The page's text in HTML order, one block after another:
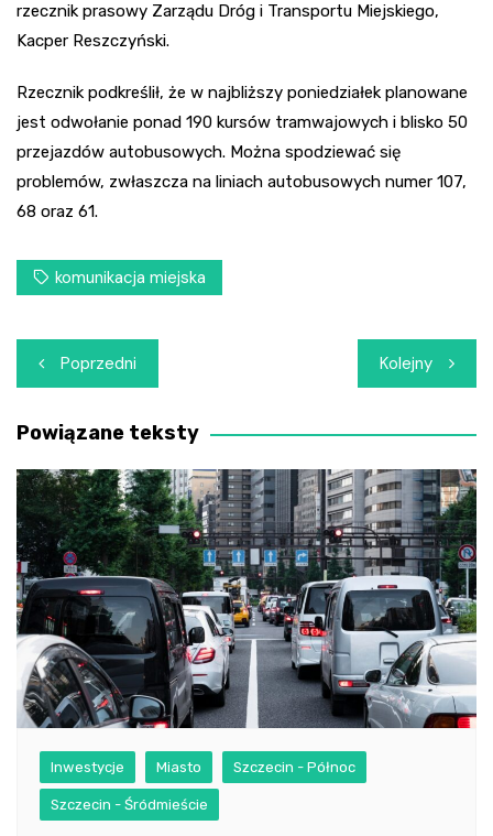
rzecznik prasowy Zarządu Dróg i Transportu Miejskiego,
Kacper Reszczyński.
Rzecznik podkreślił, że w najbliższy poniedziałek planowane
jest odwołanie ponad 190 kursów tramwajowych i blisko 50
przejazdów autobusowych. Można spodziewać się
problemów, zwłaszcza na liniach autobusowych numer 107,
68 oraz 61.
komunikacja miejska
Nawigacja
wpisu
Poprzedni Kolejny
Powiązane teksty
Inwestycje Miasto Szczecin - Północ
Szczecin - Śródmieście